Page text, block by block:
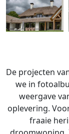
De projecten
we in
weergave
oplevering.
fraaie